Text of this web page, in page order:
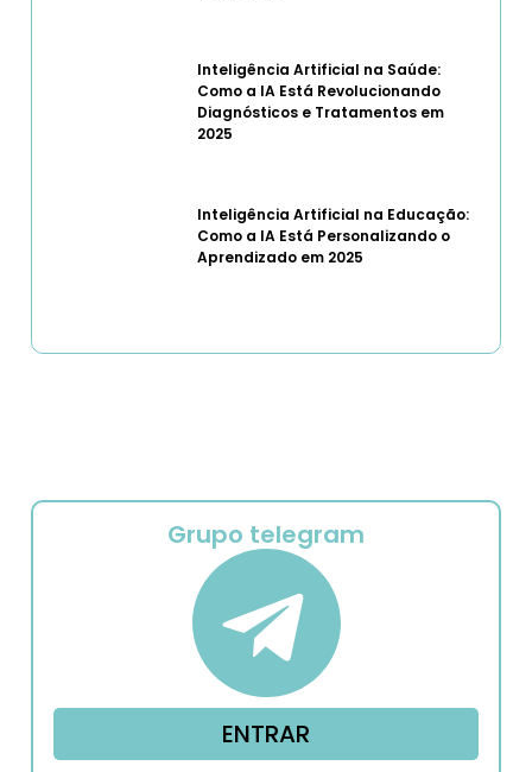
Inteligência Artificial na Saúde:
Como a IA Está Revolucionando
Diagnósticos e Tratamentos em
2025
Inteligência Artificial na Educação:
Como a IA Está Personalizando o
Aprendizado em 2025
Grupo telegram
ENTRAR